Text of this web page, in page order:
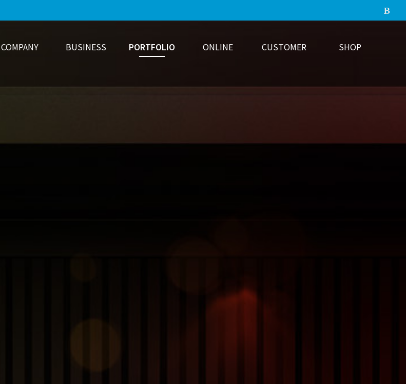
COMPANY BUSINESS PORTFOLIO ONLINE CUSTOMER SHOP